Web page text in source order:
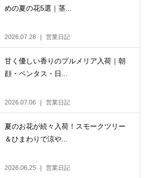
めの夏の花5選｜茎...
2026.07.28 営業日記
甘く優しい香りのプルメリア入荷｜朝
顔・ペンタス・日...
2026.07.06 営業日記
夏のお花が続々入荷！スモークツリー
＆ひまわりで涼や...
2026.06.25 営業日記